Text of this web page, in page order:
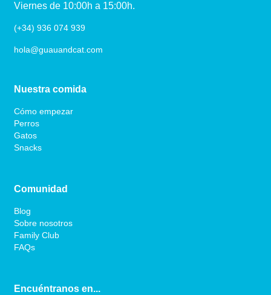
Viernes de 10:00h a 15:00h.
(+34) 936 074 939
hola@guauandcat.com
Nuestra comida
Cómo empezar
Perros
Gatos
Snacks
Comunidad
Blog
Sobre nosotros
Family Club
FAQs
Encuéntranos en...